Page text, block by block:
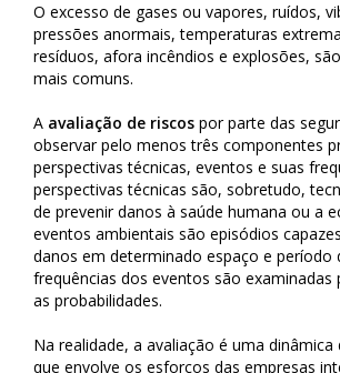
O excesso de gases ou vapores, ruídos,
pressões anormais, temperaturas
resíduos, afora incêndios e explosões,
mais comuns.
A avaliação de riscos por parte das
observar pelo menos três componentes
perspectivas técnicas, eventos e suas
perspectivas técnicas são, sobretudo,
de prevenir danos à saúde humana ou a
eventos ambientais são episódios
danos em determinado espaço e período
frequências dos eventos são examinadas
as probabilidades.
Na realidade, a avaliação é uma dinâmica
que envolve os esforços das empresas